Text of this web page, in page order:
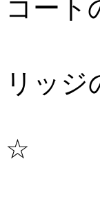
コート
メ
リッジ
☆